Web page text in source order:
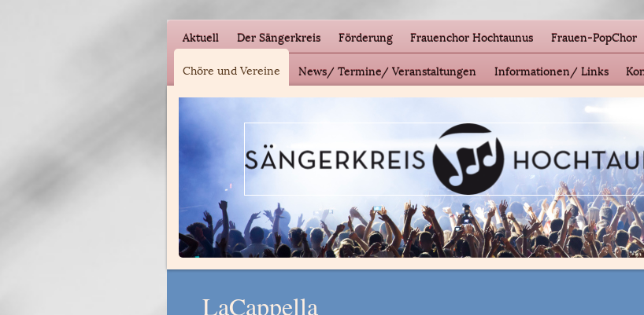
Aktuell Der Sängerkreis Förderung Frauenchor Hochtaunus Frauen-PopChor
Chöre und Vereine
News/ Termine/ Veranstaltungen Informationen/ Links
LaCappella